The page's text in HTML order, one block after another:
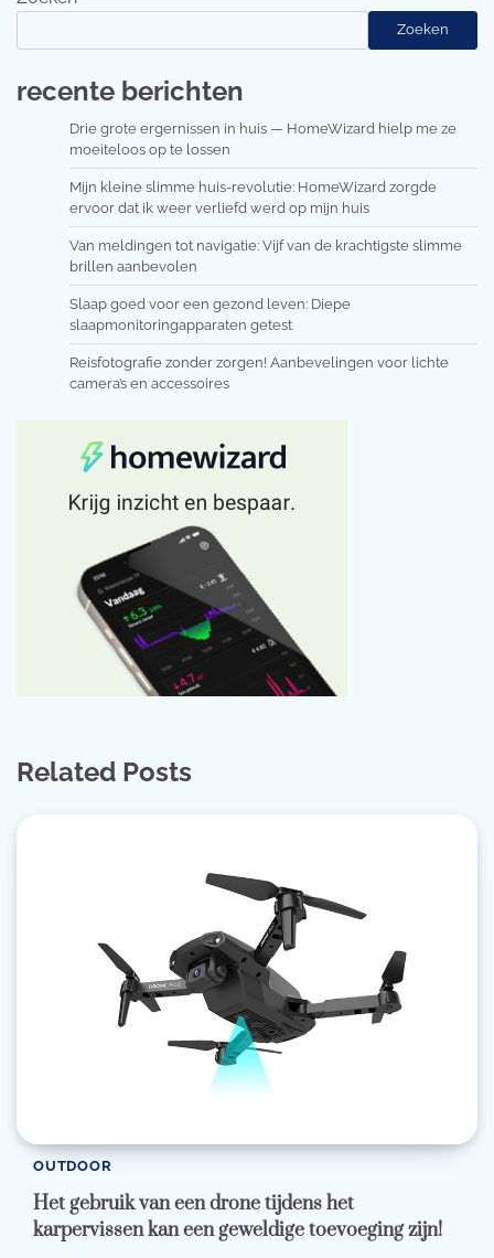
Zoeken
recente berichten
Drie grote ergernissen in huis — HomeWizard hielp me ze
moeiteloos op te lossen
Mijn kleine slimme huis-revolutie: HomeWizard zorgde
ervoor dat ik weer verliefd werd op mijn huis
Van meldingen tot navigatie: Vijf van de krachtigste slimme
brillen aanbevolen
Slaap goed voor een gezond leven: Diepe
slaapmonitoringapparaten getest
Reisfotografie zonder zorgen! Aanbevelingen voor lichte
camera’s en accessoires
Related Posts
OUTDOOR
Het gebruik van een drone tijdens het
karpervissen kan een geweldige toevoeging zijn!